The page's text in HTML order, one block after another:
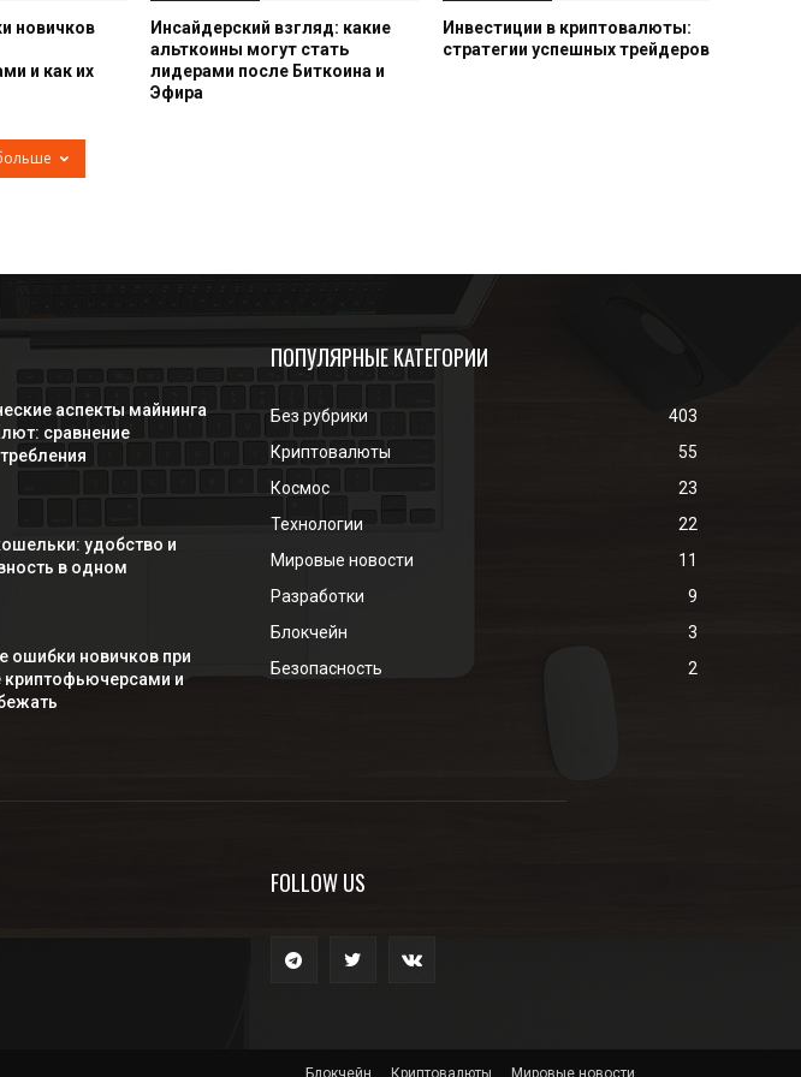
новичков
и как их
Инсайдерский взгляд: какие
альткоины могут стать
лидерами после Биткоина и
Эфира
Инвестиции в криптовалюты:
стратегии успешных трейдеров
аспекты майнинга
сравнение
удобство и
в одном
ошибки новичков при
криптофьючерсами и
ПОПУЛЯРНЫЕ КАТЕГОРИИ
Без рубрики
403
Криптовалюты
55
Космос
23
Технологии
22
Мировые новости
11
Разработки
9
Блокчейн
3
Безопасность
2
FOLLOW US
Блокчейн Криптовалюты Мировые новости